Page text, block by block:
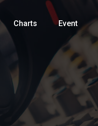
Charts Event